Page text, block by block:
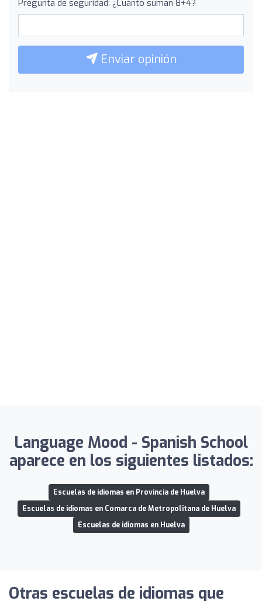
Pregunta de seguridad: ¿Cuánto suman 8+4?
Enviar opinión
Language Mood - Spanish School
aparece en los siguientes listados:
Escuelas de idiomas en Provincia de Huelva
Escuelas de idiomas en Comarca de Metropolitana de Huelva
Escuelas de idiomas en Huelva
Otras escuelas de idiomas que